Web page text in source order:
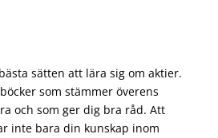
sätten att lära sig om aktier.
som stämmer överens
och som ger dig bra råd. Att
inte bara din kunskap inom